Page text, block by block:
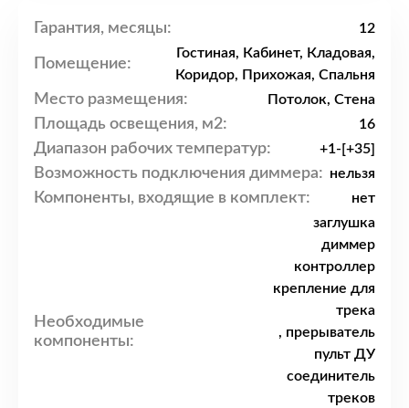
Гарантия, месяцы: 12
Помещение:
Гостиная, Кабинет, Кладовая,
Коридор, Прихожая, Спальня
Место размещения: Потолок, Стена
Площадь освещения, м2: 16
Диапазон рабочих температур: +1-[+35]
Возможность подключения диммера: нельзя
Компоненты, входящие в комплект: нет
Необходимые
компоненты:
заглушка
диммер
контроллер
крепление для
трека
, прерыватель
пульт ДУ
соединитель
треков